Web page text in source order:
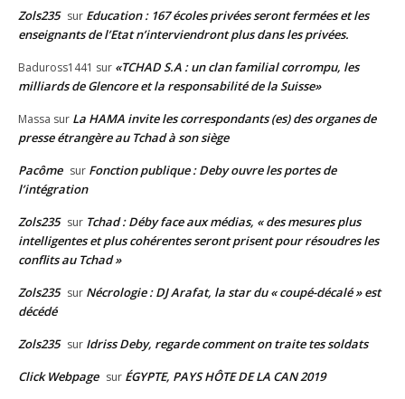
Zols235 sur Education : 167 écoles privées seront fermées et les
enseignants de l’Etat n’interviendront plus dans les privées.
Baduross1441 sur «TCHAD S.A : un clan familial corrompu, les
milliards de Glencore et la responsabilité de la Suisse»
Massa sur La HAMA invite les correspondants (es) des organes de
presse étrangère au Tchad à son siège
Pacôme sur Fonction publique : Deby ouvre les portes de
l’intégration
Zols235 sur Tchad : Déby face aux médias, « des mesures plus
intelligentes et plus cohérentes seront prisent pour résoudres les
conflits au Tchad »
Zols235 sur Nécrologie : DJ Arafat, la star du « coupé-décalé » est
décédé
Zols235 sur Idriss Deby, regarde comment on traite tes soldats
Click Webpage sur ÉGYPTE, PAYS HÔTE DE LA CAN 2019